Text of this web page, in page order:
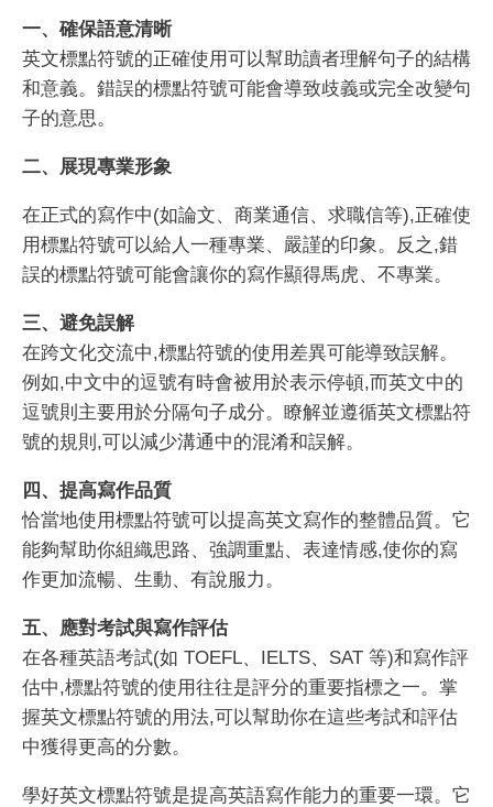
一、確保語意清晰
英文標點符號的正確使用可以幫助讀者理解句子的結構
和意義。錯誤的標點符號可能會導致歧義或完全改變句
子的意思。
二、展現專業形象
在正式的寫作中(如論文、商業通信、求職信等),正確使
用標點符號可以給人一種專業、嚴謹的印象。反之,錯
誤的標點符號可能會讓你的寫作顯得馬虎、不專業。
三、避免誤解
在跨文化交流中,標點符號的使用差異可能導致誤解。
例如,中文中的逗號有時會被用於表示停頓,而英文中的
逗號則主要用於分隔句子成分。瞭解並遵循英文標點符
號的規則,可以減少溝通中的混淆和誤解。
四、提高寫作品質
恰當地使用標點符號可以提高英文寫作的整體品質。它
能夠幫助你組織思路、強調重點、表達情感,使你的寫
作更加流暢、生動、有說服力。
五、應對考試與寫作評估
在各種英語考試(如 TOEFL、IELTS、SAT 等)和寫作評
估中,標點符號的使用往往是評分的重要指標之一。掌
握英文標點符號的用法,可以幫助你在這些考試和評估
中獲得更高的分數。
學好英文標點符號是提高英語寫作能力的重要一環。它